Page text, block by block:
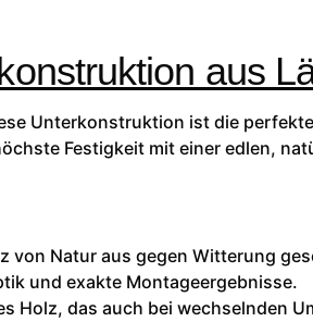
aus
Unterkonstruktion ist die
Festigkeit mit einer edlen,
von Natur aus gegen Witterung
und exakte Montageergebnisse.
Holz, das auch bei wechselnden